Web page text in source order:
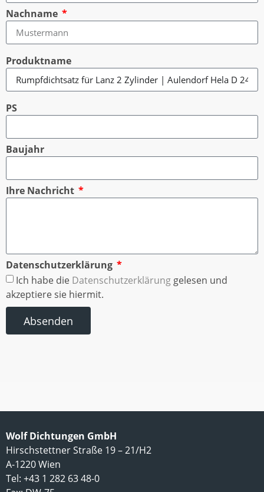
Nachname
Produktname
PS
Baujahr
Ihre Nachricht
Datenschutzerklärung
Ich habe die Datenschutzerklärung gelesen und
akzeptiere sie hiermit.
Absenden
Wolf Dichtungen GmbH
Hirschstettner Straße 19 – 21/H2
A-1220 Wien
Tel: +43 1 282 63 48-0